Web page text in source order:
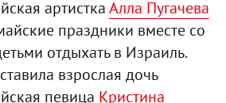
артисткаАлла Пугачева
праздники вместе со
отдыхать в Израиль.
взрослая дочь
певица Кристина